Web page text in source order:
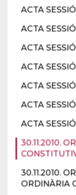
ACTA
ACTA
ACTA
ACTA
ACTA
ACTA
ACTA
30.11.2010.
30.11.2010.
ORDINÀRIA